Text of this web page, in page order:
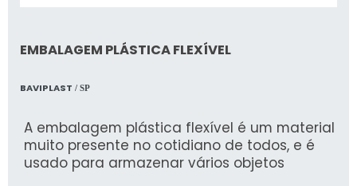
EMBALAGEM PLÁSTICA FLEXÍVEL
BAVIPLAST / SP
A embalagem plástica flexível é um material
muito presente no cotidiano de todos, e é
usado para armazenar vários objetos